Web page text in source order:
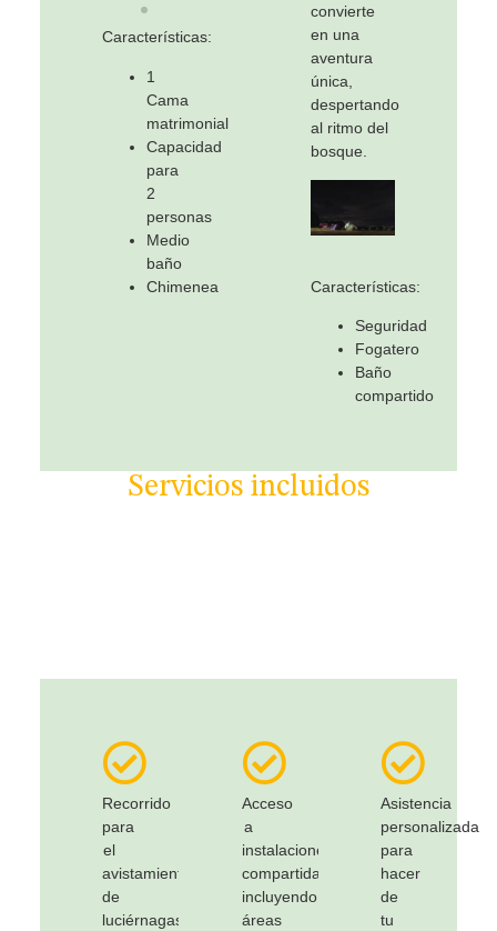
Características:
1
Cama
matrimonial
Capacidad
para
2
personas
Medio
baño
Chimenea
convierte
en una
aventura
única,
despertando
al ritmo del
bosque.
Características:
Seguridad
Fogatero
Baño
compartido
Servicios incluidos
Recorrido
para
el
avistamiento
de
luciérnagas
Acceso
a
instalaciones
compartidas,
incluyendo
áreas
Asistencia
personalizada
para
hacer
de
tu